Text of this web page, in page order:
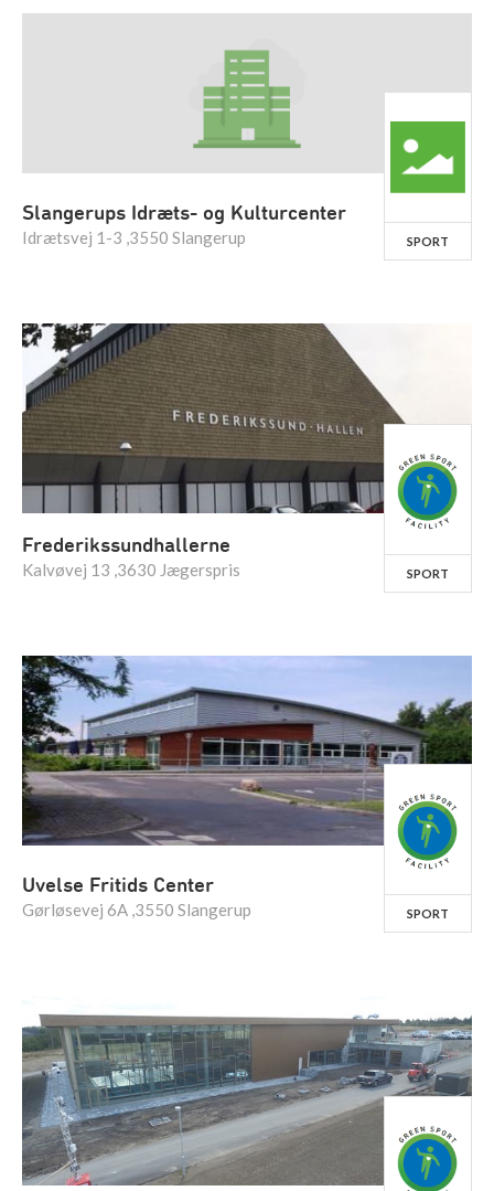
Slangerups Idræts- og Kulturcenter
Idrætsvej 1-3 ,3550 Slangerup SPORT
Frederikssundhallerne
Kalvøvej 13 ,3630 Jægerspris SPORT
Uvelse Fritids Center
Gørløsevej 6A ,3550 Slangerup SPORT